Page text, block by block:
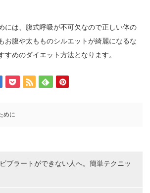
には、腹式呼吸が不可欠なので正しい体の
お腹や太もものシルエットが綺麗になるな
すめのダイエット方法となります。
めに
ビブラートができない人へ。簡単テクニッ